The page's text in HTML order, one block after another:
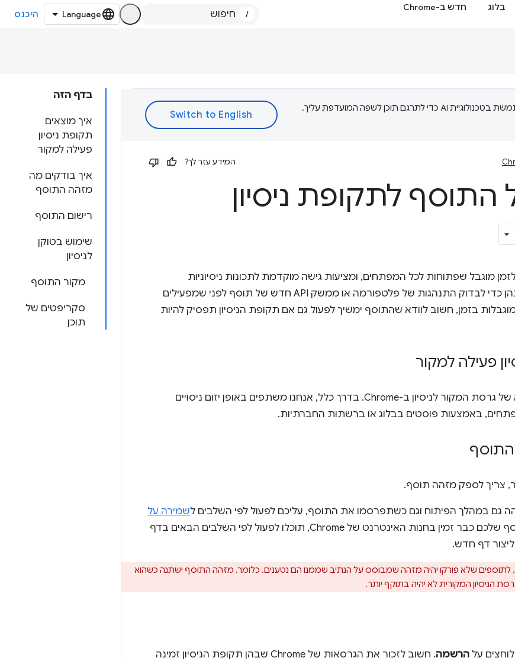
בלוג חדש ב-Chrome
/ היכנס
בדף הזה
איך מוצאים
תקופת ניסיון
פעילה למקור
איך בודקים מה
מזהה התוסף
רישום התוסף
שימוש בטוקן
לניסיון
מקור התוסף
סקריפטים של
תוכן
‫Google משתמשת בטכנולוגיית AI כדי לתרגם תוכן לשפה המועדפת עליך.
המידע עזר לך?
לתקופת ניסיון
לזמן מוגבל שפתוחות לכל המפתחים, ומציעות גישה מוקדמת לתכונות ניסיוניות
בפלטפורמה. אפשר להשתמש בהן כדי לבדוק התנהגות של פלטפורמה או ממשק API חדש של תוסף לפני שמפעילים
בזמן, חשוב לוודא שהתוסף ימשיך לפעול גם אם תקופת הניסיון תפסיק להיות
פעילה למקור
אפשר לעיין ברשימה המלאה של גרסת המקור לניסיון ב-Chrome. בדרך כלל, אנחנו משתפים באופן יזום ניסויים
באמצעות פוסטים בבלוג או ברשתות החברתיות.
התוסף
צריך לספק מזהה תוסף.
גם במהלך הפיתוח וגם כשתפרסמו את התוסף, עליכם לפעול לפי השלבים לשמירה על
. אם התוסף שלכם כבר זמין בחנות האינטרנט של Chrome, תוכלו לפעול לפי השלבים הבאים בדף
דף חדש.
שלא פורקו יהיה מזהה שמבוסס על הנתיב שממנו הם נטענים. כלומר, מזהה התוסף ישתנה כשהוא
על הרשמה
. חשוב לזכור את הגרסאות של Chrome שבהן תקופת הניסיון זמינה